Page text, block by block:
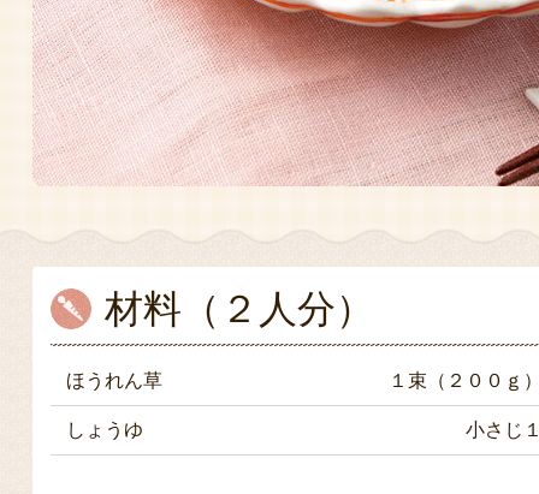
材料（２人分）
ほうれん草 １束（２００ｇ
しょうゆ 小さじ